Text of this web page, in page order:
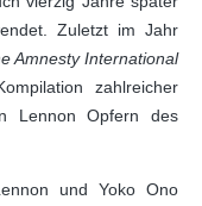
Zuletzt im Jahr
Amnesty International
zahlreicher
Lennon Opfern des
und Yoko Ono